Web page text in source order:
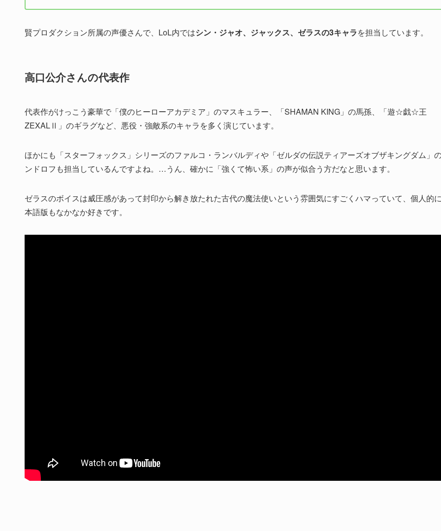
賢プロダクション所属の声優さんで、LoL内ではシン・ジャオ、ジャックス、ゼラスの3キャラを担当しています。
高口公介さんの代表作
代表作がけっこう豪華で「僕のヒーローアカデミア」のマスキュラー、「SHAMAN KING」の馬孫、「遊☆戯☆王
ZEXALⅡ」のギラグなど、悪役・強敵系のキャラを多く演じています。
ほかにも「スターフォックス」シリーズのファルコ・ランバルディや「ゼルダの伝説ティアーズオブザキングダム」
ンドロフも担当しているんですよね。…うん、確かに「強くて怖い系」の声が似合う方だなと思います。
ゼラスのボイスは威圧感があって封印から解き放たれた古代の魔法使いという雰囲気にすごくハマっていて、個人的
本語版もなかなか好きです。